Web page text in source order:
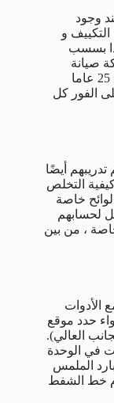
وجود
و
بسسب
صيانة
تكييف بالقصر كما ذكرنا نوفر فنيين تكييف خبره 25 عاما
الفور كل
تدريبهم أيضًا
التخلص
خاصة
لحسابهم
، من بين
الأدوات
حدد موقع
العالي).
في الوحدة
الملمس
خط الشفط